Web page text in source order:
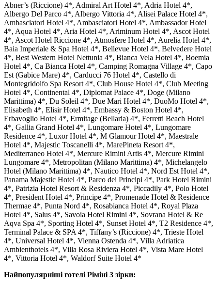
Abner’s (Riccione) 4*, Admiral Art Hotel 4*, Adria Hotel 4*,
Albergo Del Parco 4*, Albergo Vittoria 4*, Alisei Palace Hotel 4*,
Ambasciatori Hotel 4*, Ambasciatori Hotel 4*, Ambassador Hotel
4*, Aqua Hotel 4*, Aria Hotel 4*, Ariminum Hotel 4*, Ascot Hotel
4*, Ascot Hotel Riccione 4*, Atmosfere Hotel 4*, Aurelia Hotel 4*,
Baia Imperiale & Spa Hotel 4*, Bellevue Hotel 4*, Belvedere Hotel
4*, Best Western Hotel Nettunia 4*, Bianca Vela Hotel 4*, Boemia
Hotel 4*, Ca Bianca Hotel 4*, Camping Romagna Village 4*, Capo
Est (Gabice Mare) 4*, Carducci 76 Hotel 4*, Castello di
Montegridolfo Spa Resort 4*, Club House Hotel 4*, Club Meeting
Hotel 4*, Continental 4*, Diplomat Palace 4*, Doge (Milano
Marittima) 4*, Du Soleil 4*, Due Mari Hotel 4*, DuoMo Hotel 4*,
Elisabeth 4*, Elisir Hotel 4*, Embassy & Boston Hotel 4*,
Erbavoglio Hotel 4*, Ermitage (Bellaria) 4*, Ferretti Beach Hotel
4*, Gallia Grand Hotel 4*, Lungomare Hotel 4*, Lungomare
Residence 4*, Luxor Hotel 4*, M Glamour Hotel 4*, Maestrale
Hotel 4*, Majestic Toscanelli 4*, MarePineta Resort 4*,
Mediterraneo Hotel 4*, Mercure Rimini Artis 4*, Mercure Rimini
Lungomare 4*, Metropolitan (Milano Marittima) 4*, Michelangelo
Hotel (Milano Marittima) 4*, Nautico Hotel 4*, Nord Est Hotel 4*,
Panama Majestic Hotel 4*, Parco dei Principi 4*, Park Hotel Rimini
4*, Patrizia Hotel Resort & Residenza 4*, Piccadily 4*, Polo Hotel
4*, President Hotel 4*, Principe 4*, Promenade Hotel & Residence
Thermae 4*, Punta Nord 4*, Rosabianca Hotel 4*, Royal Plaza
Hotel 4*, Salus 4*, Savoia Hotel Rimini 4*, Sovrana Hotel & Re
Aqva Spa 4*, Sporting Hotel 4*, Sunset Hotel 4*, T2 Residence 4*,
Terminal Palace & SPA 4*, Tiffany’s (Riccione) 4*, Trieste Hotel
4*, Universal Hotel 4*, Vienna Ostenda 4*, Villa Adriatica
Ambienthotels 4*, Villa Rosa Riviera Hotel 4*, Vista Mare Hotel
4*, Vittoria Hotel 4*, Waldorf Suite Hotel 4*
Найпопулярніші готелі Ріміні 3 зірки: